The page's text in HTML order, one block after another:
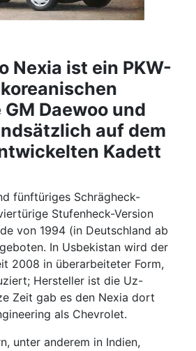
Nexia ist ein PKW-
Daewoo und
auf dem
Kadett
fünftüriges Schrägheck-
Stufenheck-Version
von 1994 (in Deutschland ab
In Usbekistan wird der
2008 in überarbeiteter Form,
Hersteller ist die Uz-
Zeit gab es den Nexia dort
als Chevrolet.
unter anderem in Indien,